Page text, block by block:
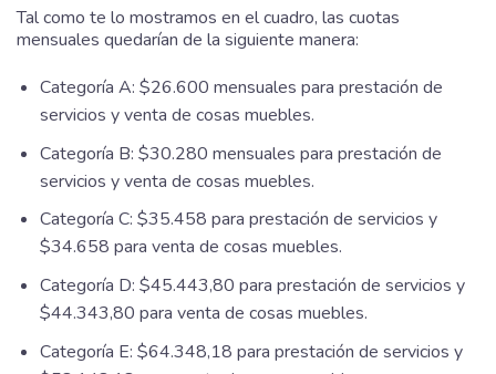
Tal como te lo mostramos en el cuadro, las cuotas
mensuales quedarían de la siguiente manera:
Categoría A: $26.600 mensuales para prestación de
servicios y venta de cosas muebles.
Categoría B: $30.280 mensuales para prestación de
servicios y venta de cosas muebles.
Categoría C: $35.458 para prestación de servicios y
$34.658 para venta de cosas muebles.
Categoría D: $45.443,80 para prestación de servicios y
$44.343,80 para venta de cosas muebles.
Categoría E: $64.348,18 para prestación de servicios y